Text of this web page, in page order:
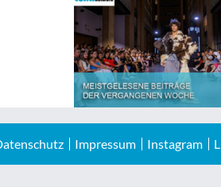
Impressum Instagram